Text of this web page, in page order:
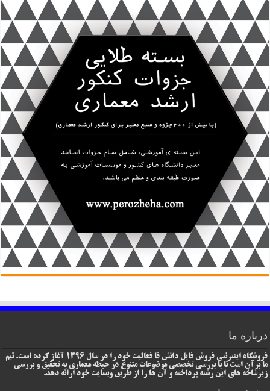
درباره ما
فروشگاه اینترنتی فروش فایل دانش فا فعالیت خود را در سال 1396 آغاز کرده است. تیم
ما برآن است تا با بررسی تخصصی موضوعات متنوع در حیطه معماری به تحقیق و بررسی
زیرشاخه های این رشته پرداخته و آن ها را از طریق وبسایت خود ارائه دهد.